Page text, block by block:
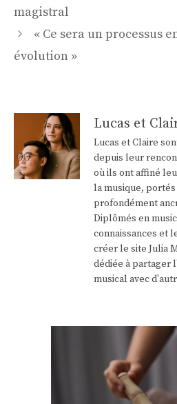
des
magistral
« Ce sera un processus
évolution »
Lucas et
Lucas et Claire
depuis leur
où ils ont affiné
la musique,
profondément
Diplômés en
connaissances et
créer le site Julia
dédiée à partager
musical avec